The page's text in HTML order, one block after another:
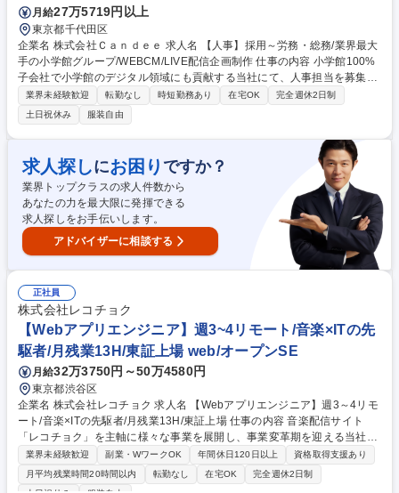
月給27万5719円以上
東京都千代田区
企業名 株式会社Ｃａｎｄｅｅ 求人名 【人事】採用～労務・総務/業界最大
手の小学館グループ/WEBCM/LIVE配信企画制作 仕事の内容 小学館100%
子会社で小学館のデジタル領域にも貢献する当社にて、人事担当を募集し
ます。最初は採用業務から始めて頂き、慣れてきたら労務、教育、総務業
務にも携わっていただきます。当社は設立以来4万本以上の ライブ配信や
動画制作を企画から配信まで手掛けています 【詳細】■採用・中途採用の
企画立案、実行・エージェントとやり取り、窓口対応等■労務・給与計算
補助、社会保険関連等手続き・産業医や社労士の関連窓口対応・衛生管理
委員会の運営、メンタルヘルスチェックや運用の補助・勤怠管理(システ
ム等環境整備も)■教育・研修・オンボーディング施策立案／実行の補助・
研修企画・運営補助■上記に付随する事務作業等 募集職種 【人事】採用～
労務・総務/業界最大手の小学館グループ/WEBCM/LIVE配信企画制作
業界未経験歓迎 転勤なし 時短勤務あり 在宅OK
完全週休2日制
土日祝休み
服装自由
求人探しにお困り ですか？
業界トップクラスの求人件数から
あなたの力を最大限に発揮できる
求人探しをお手伝いします。
アドバイザーに相談する
正社員
株式会社レコチョク
【Webアプリエンジニア】週3~4リモート/音楽×ITの先
駆者/月残業13H/東証上場 web/オープンSE
月給32万3750円～50万4580円
東京都渋谷区
企業名 株式会社レコチョク 求人名 【Webアプリエンジニア】週3～4リモ
ート/音楽×ITの先駆者/月残業13H/東証上場 仕事の内容 音楽配信サイト
「レコチョク」を主軸に様々な事業を展開し、事業変革期を迎える当社に
て、当社が提供するECソリューション『murket』のエンハンスや、音楽
業界向け新規Webサービスの開発をお任せします。 【業務詳細】■ECソ
リューションmurketのエンハンス開発業務■音楽業界向けとなる新規Ｗｅ
業界未経験歓迎 副業・WワークOK 年間休日120日以上
資格取得支援あり
月平均残業時間20時間以内
転勤なし 在宅OK
完全週休2日制